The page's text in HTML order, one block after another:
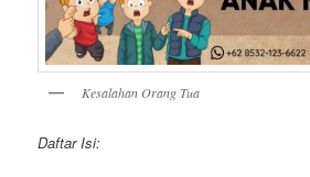
Kesalahan Orang Tua
Daftar Isi: